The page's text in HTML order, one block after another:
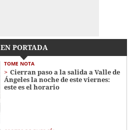
EN PORTADA
TOME NOTA
Cierran paso a la salida a Valle de
Ángeles la noche de este viernes:
este es el horario